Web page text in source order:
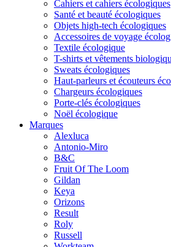
Cahiers et cahiers écologiques
Santé et beauté écologiques
Objets high-tech écologiques
Accessoires de voyage
Textile écologique
T-shirts et vêtements
Sweats écologiques
Haut-parleurs et écouteurs
Chargeurs écologiques
Porte-clés écologiques
Noël écologique
Marques
Alexluca
Antonio-Miro
B&C
Fruit Of The Loom
Gildan
Keya
Orizons
Result
Roly
Russell